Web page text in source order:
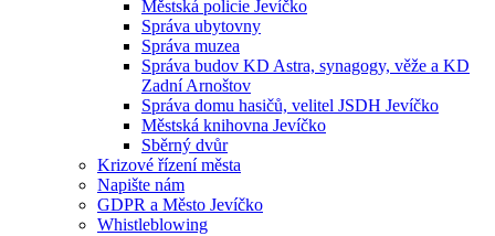
Městská policie Jevíčko
Správa ubytovny
Správa muzea
Správa budov KD Astra, synagogy, věže a KD
Zadní Arnoštov
Správa domu hasičů, velitel JSDH Jevíčko
Městská knihovna Jevíčko
Sběrný dvůr
Krizové řízení města
Napište nám
GDPR a Město Jevíčko
Whistleblowing